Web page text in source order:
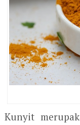
Kunyit